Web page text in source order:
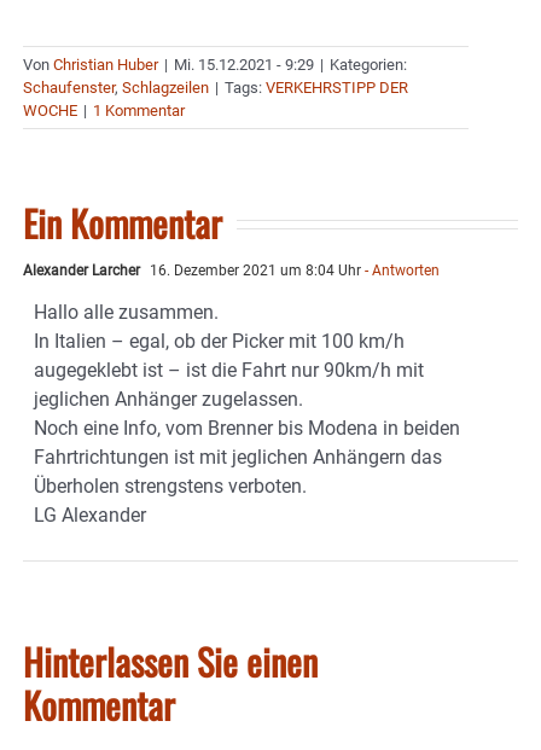
Von Christian Huber | Mi. 15.12.2021 - 9:29 | Kategorien:
Schaufenster, Schlagzeilen | Tags: VERKEHRSTIPP DER
WOCHE | 1 Kommentar
Ein Kommentar
Alexander Larcher 16. Dezember 2021 um 8:04 Uhr - Antworten
Hallo alle zusammen.
In Italien – egal, ob der Picker mit 100 km/h
augegeklebt ist – ist die Fahrt nur 90km/h mit
jeglichen Anhänger zugelassen.
Noch eine Info, vom Brenner bis Modena in beiden
Fahrtrichtungen ist mit jeglichen Anhängern das
Überholen strengstens verboten.
LG Alexander
Hinterlassen Sie einen
Kommentar